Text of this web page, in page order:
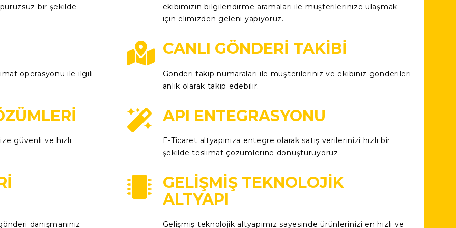
bir şekilde
operasyonu ile ilgili
güvenli ve hızlı
danışmanınız
ekibimizin bilgilendirme aramaları ile müşterilerinize ulaşmak
için elimizden geleni yapıyoruz.
CANLI GÖNDERI TAKIBI
Gönderi takip numaraları ile müşterileriniz ve ekibiniz gönderileri
anlık olarak takip edebilir.
API ENTEGRASYONU
E-Ticaret altyapınıza entegre olarak satış verilerinizi hızlı bir
şekilde teslimat çözümlerine dönüştürüyoruz.
GELIŞMIŞ TEKNOLOJIK
ALTYAPI
Gelişmiş teknolojik altyapımız sayesinde ürünlerinizi en hızlı ve